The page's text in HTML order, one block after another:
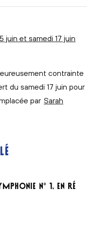
juin et samedi 17 juin
contrainte
du samedi 17 juin pour
par Sarah
N° 1, EN RÉ